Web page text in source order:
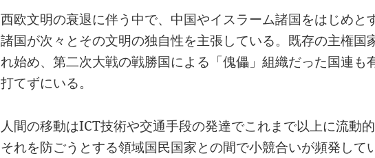
西欧文明の衰退に伴う中で、中国やイスラーム諸国をはじめと
諸国が次々とその文明の独自性を主張している。既存の主権国
れ始め、第二次大戦の戦勝国による「傀儡」組織だった国連も
打てずにいる。
人間の移動はICT技術や交通手段の発達でこれまで以上に流動的
それを防ごうとする領域国民国家との間で小競合いが頻発して